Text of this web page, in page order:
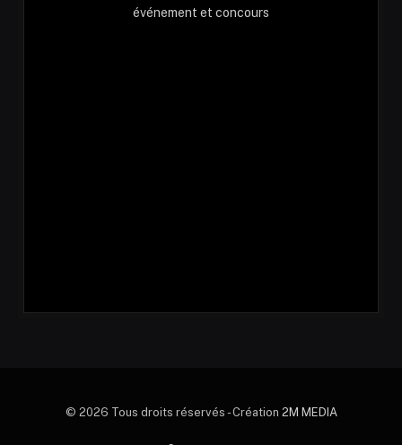
événement et concours
© 2026 Tous droits réservés - Création 2M MEDIA